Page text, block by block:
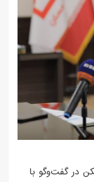
در گفت‌وگو با